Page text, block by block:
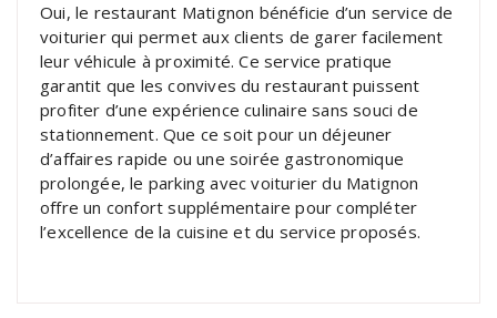
Oui, le restaurant Matignon bénéficie d’un service de
voiturier qui permet aux clients de garer facilement
leur véhicule à proximité. Ce service pratique
garantit que les convives du restaurant puissent
profiter d’une expérience culinaire sans souci de
stationnement. Que ce soit pour un déjeuner
d’affaires rapide ou une soirée gastronomique
prolongée, le parking avec voiturier du Matignon
offre un confort supplémentaire pour compléter
l’excellence de la cuisine et du service proposés.